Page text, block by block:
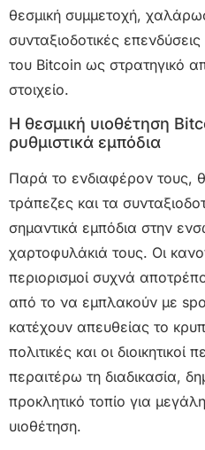
θεσμική συμμετοχή,
συνταξιοδοτικές
του Bitcoin ως στρατηγικό
στοιχείο.
Η θεσμική υιοθέτηση
ρυθμιστικά εμπόδια
Παρά το ενδιαφέρον τους,
τράπεζες και τα
σημαντικά εμπόδια στην
χαρτοφυλάκιά τους. Οι
περιορισμοί συχνά
από το να εμπλακούν με
κατέχουν απευθείας το
πολιτικές και οι διοικητικοί
περαιτέρω τη διαδικασία,
προκλητικό τοπίο για
υιοθέτηση.